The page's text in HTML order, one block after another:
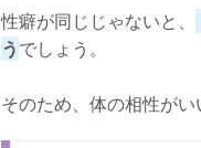
性癖が同じじゃないと、
うでしょう。
そのため、体の相性が